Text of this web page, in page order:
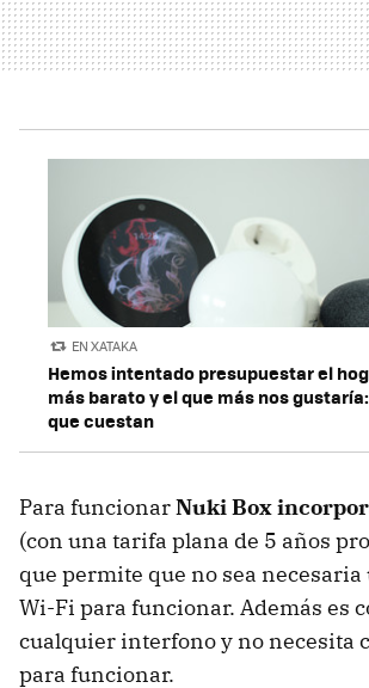
EN XATAKA
Hemos intentado presupuestar el
más barato y el que más nos
que cuestan
Para funcionarNuki Box
(con una tarifa plana de 5 años
que permite que no sea
Wi-Fi para funcionar. Además es
cualquier interfono y no necesita
para funcionar.